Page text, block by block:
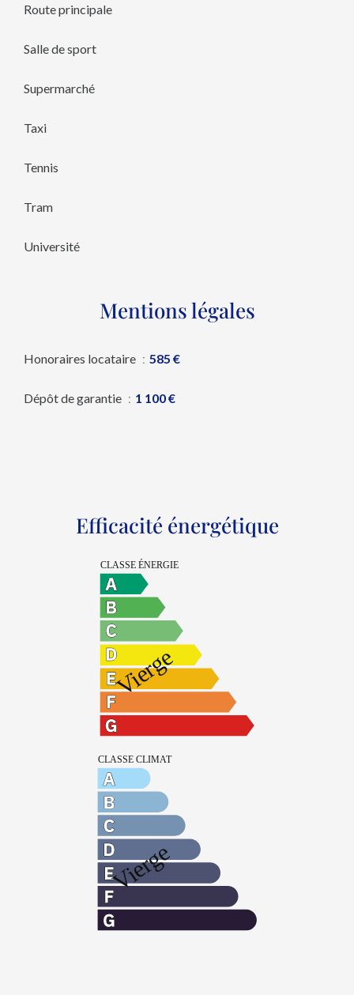
Route principale
Salle de sport
Supermarché
Taxi
Tennis
Tram
Université
Mentions légales
Honoraires locataire 585 €
Dépôt de garantie 1 100 €
Efficacité énergétique